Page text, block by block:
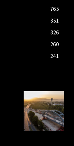
765
351
326
260
241